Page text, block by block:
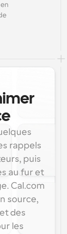
rappels
puis
au fur et
Cal.com
source,
des
les